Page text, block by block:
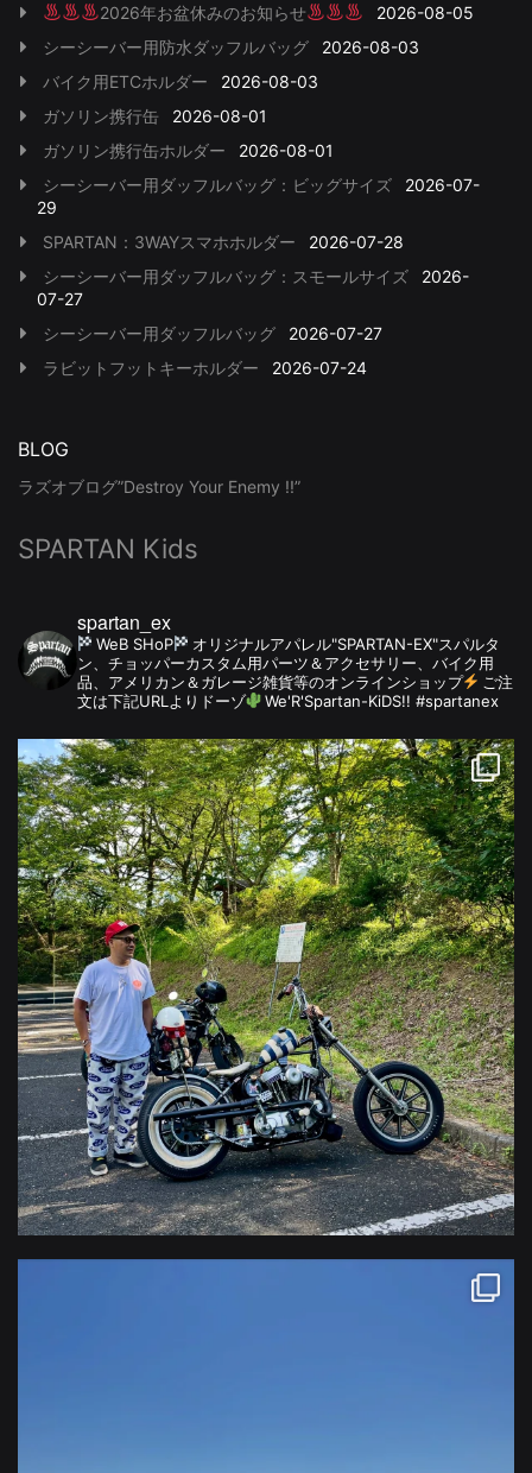
2026年お盆休みのお知らせ
2026-08-05
シーシーバー用防水ダッフルバッグ
2026-08-03
バイク用ETCホルダー
2026-08-03
ガソリン携行缶
2026-08-01
ガソリン携行缶ホルダー
2026-08-01
シーシーバー用ダッフルバッグ：ビッグサイズ
2026-07-
29
SPARTAN：3WAYスマホホルダー
2026-07-28
シーシーバー用ダッフルバッグ：スモールサイズ
2026-
07-27
シーシーバー用ダッフルバッグ
2026-07-27
ラビットフットキーホルダー
2026-07-24
BLOG
ラズオブログ”Destroy Your Enemy !!”
SPARTAN Kids
spartan_ex
WeB SHoP
オリジナルアパレル"SPARTAN-EX"スパルタ
ン、チョッパーカスタム用パーツ＆アクセサリー、バイク用
品、アメリカン＆ガレージ雑貨等のオンラインショップ
ご注
文は下記URLよりドーゾ
We'R'Spartan-KiDS!! #spartanex